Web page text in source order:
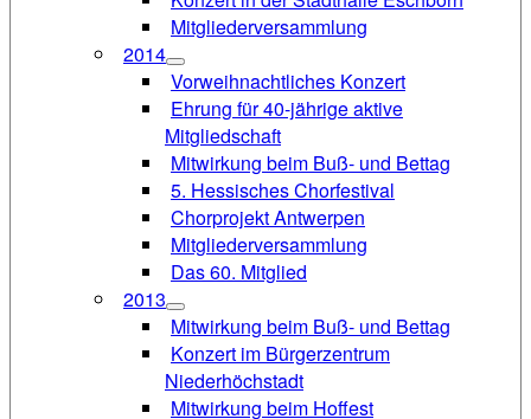
Mitgliederversammlung
2014
Vorweihnachtliches Konzert
Ehrung für 40-jährige aktive
Mitgliedschaft
Mitwirkung beim Buß- und Bettag
5. Hessisches Chorfestival
Chorprojekt Antwerpen
Mitgliederversammlung
Das 60. Mitglied
2013
Mitwirkung beim Buß- und Bettag
Konzert im Bürgerzentrum
Niederhöchstadt
Mitwirkung beim Hoffest